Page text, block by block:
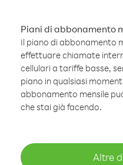
Piani di abbonamento
Il piano di abbonamento
effettuare chiamate
cellulari a tariffe basse,
piano in qualsiasi
abbonamento mensile
che stai già facendo.
Altre